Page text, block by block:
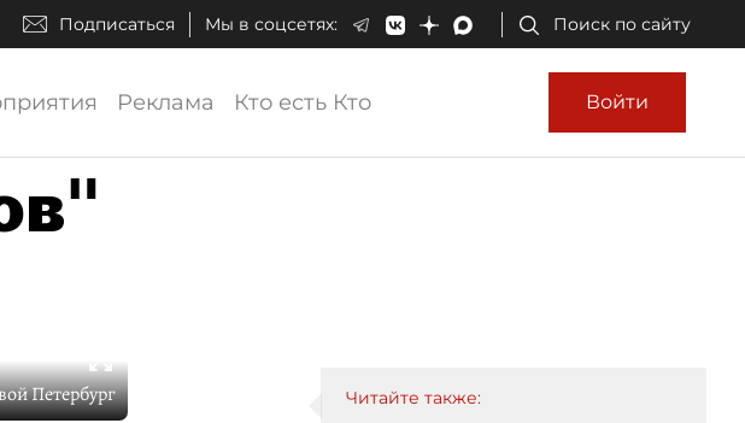
Подписаться Мы в соцсетях: Поиск по сайту
Реклама Кто есть Кто Войти
Петербург Читайте также: